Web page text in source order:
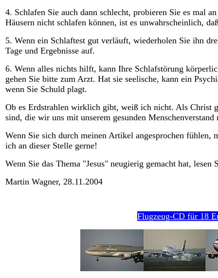
4. Schlafen Sie auch dann schlecht, probieren Sie es mal
Häusern nicht schlafen können, ist es unwahrscheinlich,
5. Wenn ein Schlaftest gut verläuft, wiederholen Sie ihn
Tage und Ergebnisse auf.
6. Wenn alles nichts hilft, kann Ihre Schlafstörung
gehen Sie bitte zum Arzt. Hat sie seelische, kann ein
wenn Sie Schuld plagt.
Ob es Erdstrahlen wirklich gibt, weiß ich nicht. Als Christ
sind, die wir uns mit unserem gesunden
Wenn Sie sich durch meinen Artikel angesprochen fühlen,
ich an dieser Stelle gerne!
Wenn Sie das Thema "Jesus" neugierig gemacht hat,
Martin Wagner, 28.11.2004
Flugzeug-CD für 18